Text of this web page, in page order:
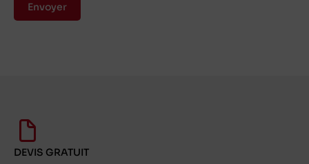
Envoyer
DEVIS GRATUIT